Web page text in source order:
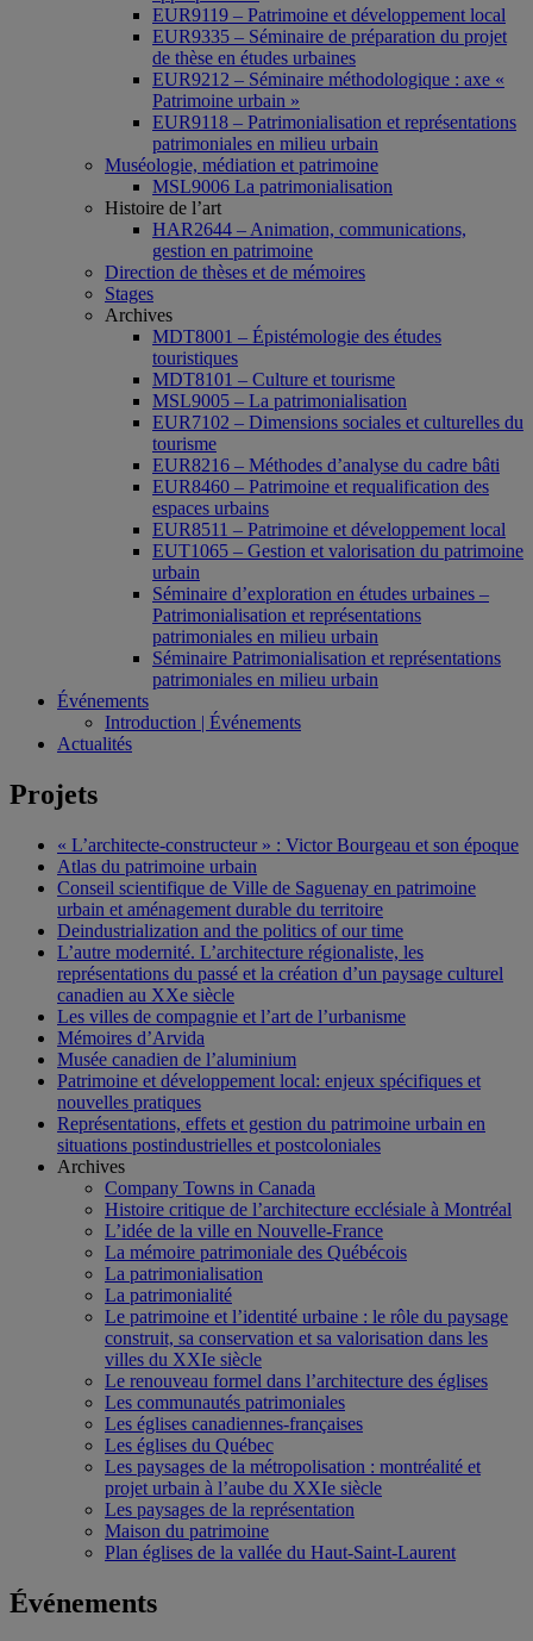
EUR9119 – Patrimoine et développement local
EUR9335 – Séminaire de préparation du projet
de thèse en études urbaines
EUR9212 – Séminaire méthodologique : axe «
Patrimoine urbain »
EUR9118 – Patrimonialisation et représentations
patrimoniales en milieu urbain
Muséologie, médiation et patrimoine
MSL9006 La patrimonialisation
Histoire de l’art
HAR2644 – Animation, communications,
gestion en patrimoine
Direction de thèses et de mémoires
Stages
Archives
MDT8001 – Épistémologie des études
touristiques
MDT8101 – Culture et tourisme
MSL9005 – La patrimonialisation
EUR7102 – Dimensions sociales et culturelles du
tourisme
EUR8216 – Méthodes d’analyse du cadre bâti
EUR8460 – Patrimoine et requalification des
espaces urbains
EUR8511 – Patrimoine et développement local
EUT1065 – Gestion et valorisation du patrimoine
urbain
Séminaire d’exploration en études urbaines –
Patrimonialisation et représentations
patrimoniales en milieu urbain
Séminaire Patrimonialisation et représentations
patrimoniales en milieu urbain
Événements
Introduction | Événements
Actualités
Projets
« L’architecte-constructeur » : Victor Bourgeau et son époque
Atlas du patrimoine urbain
Conseil scientifique de Ville de Saguenay en patrimoine
urbain et aménagement durable du territoire
Deindustrialization and the politics of our time
L’autre modernité. L’architecture régionaliste, les
représentations du passé et la création d’un paysage culturel
canadien au XXe siècle
Les villes de compagnie et l’art de l’urbanisme
Mémoires d’Arvida
Musée canadien de l’aluminium
Patrimoine et développement local: enjeux spécifiques et
nouvelles pratiques
Représentations, effets et gestion du patrimoine urbain en
situations postindustrielles et postcoloniales
Archives
Company Towns in Canada
Histoire critique de l’architecture ecclésiale à Montréal
L’idée de la ville en Nouvelle-France
La mémoire patrimoniale des Québécois
La patrimonialisation
La patrimonialité
Le patrimoine et l’identité urbaine : le rôle du paysage
construit, sa conservation et sa valorisation dans les
villes du XXIe siècle
Le renouveau formel dans l’architecture des églises
Les communautés patrimoniales
Les églises canadiennes-françaises
Les églises du Québec
Les paysages de la métropolisation : montréalité et
projet urbain à l’aube du XXIe siècle
Les paysages de la représentation
Maison du patrimoine
Plan églises de la vallée du Haut-Saint-Laurent
Événements